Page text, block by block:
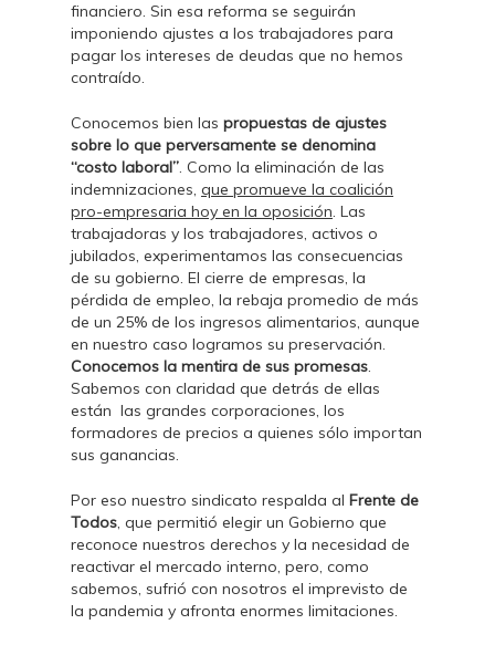
financiero. Sin esa reforma se seguirán
imponiendo ajustes a los trabajadores para
pagar los intereses de deudas que no hemos
contraído.
Conocemos bien las propuestas de ajustes
sobre lo que perversamente se denomina
“costo laboral”. Como la eliminación de las
indemnizaciones, que promueve la coalición
pro-empresaria hoy en la oposición. Las
trabajadoras y los trabajadores, activos o
jubilados, experimentamos las consecuencias
de su gobierno. El cierre de empresas, la
pérdida de empleo, la rebaja promedio de más
de un 25% de los ingresos alimentarios, aunque
en nuestro caso logramos su preservación.
Conocemos la mentira de sus promesas.
Sabemos con claridad que detrás de ellas
están las grandes corporaciones, los
formadores de precios a quienes sólo importan
sus ganancias.
Por eso nuestro sindicato respalda al Frente de
Todos, que permitió elegir un Gobierno que
reconoce nuestros derechos y la necesidad de
reactivar el mercado interno, pero, como
sabemos, sufrió con nosotros el imprevisto de
la pandemia y afronta enormes limitaciones.